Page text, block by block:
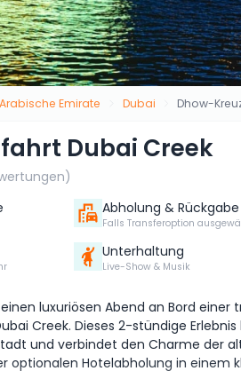
Emirate Dubai Dhow-
Dubai Creek
Abholung & Rückgabe
Falls Transferoption
Unterhaltung
Live-Show & Musik
luxuriösen Abend an Bord
Creek. Dieses 2-stündige
und verbindet den Charme der
optionalen Hotelabholung in einem